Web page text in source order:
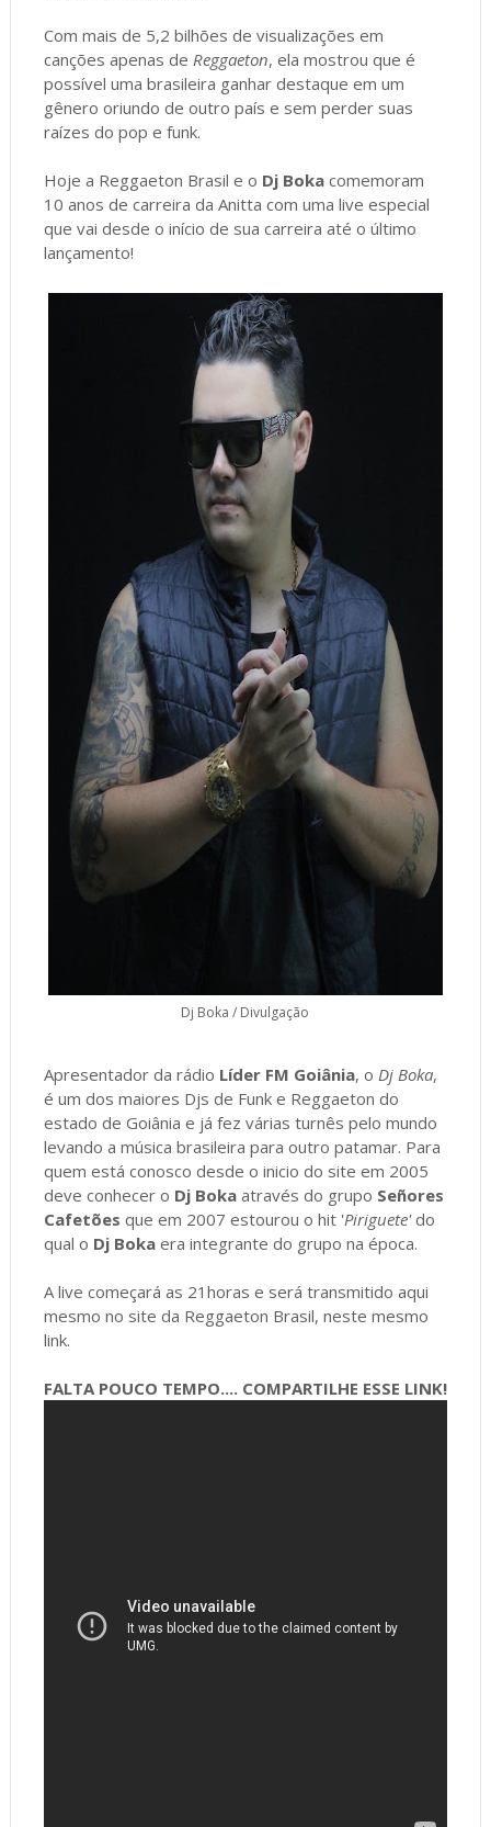
Com mais de 5,2 bilhões de visualizações em
canções apenas de Reggaeton, ela mostrou que é
possível uma brasileira ganhar destaque em um
gênero oriundo de outro país e sem perder suas
raízes do pop e funk.
Hoje a Reggaeton Brasil e o Dj Bokacomemoram
10 anos de carreira da Anitta com uma live especial
que vai desde o início de sua carreira até o último
lançamento!
Dj Boka / Divulgação
Apresentador da rádio Líder FM Goiânia, o Dj Boka,
é um dos maiores Djs de Funk e Reggaeton do
estado de Goiânia e já fez várias turnês pelo mundo
levando a música brasileira para outro patamar. Para
quem está conosco desde o inicio do site em 2005
deve conhecer o Dj Bokaatravés do grupo Señores
Cafetões que em 2007 estourou o hit 'Piriguete'do
qual o Dj Bokaera integrante do grupo na época.
A live começará as 21horas e será transmitido aqui
mesmo no site da Reggaeton Brasil, neste mesmo
link.
FALTA POUCO TEMPO.... COMPARTILHE ESSE LINK!